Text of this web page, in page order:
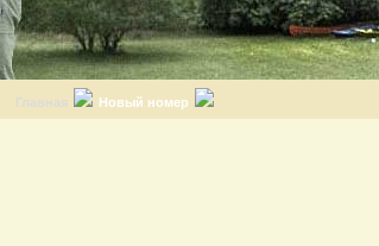
Главная Новый номер